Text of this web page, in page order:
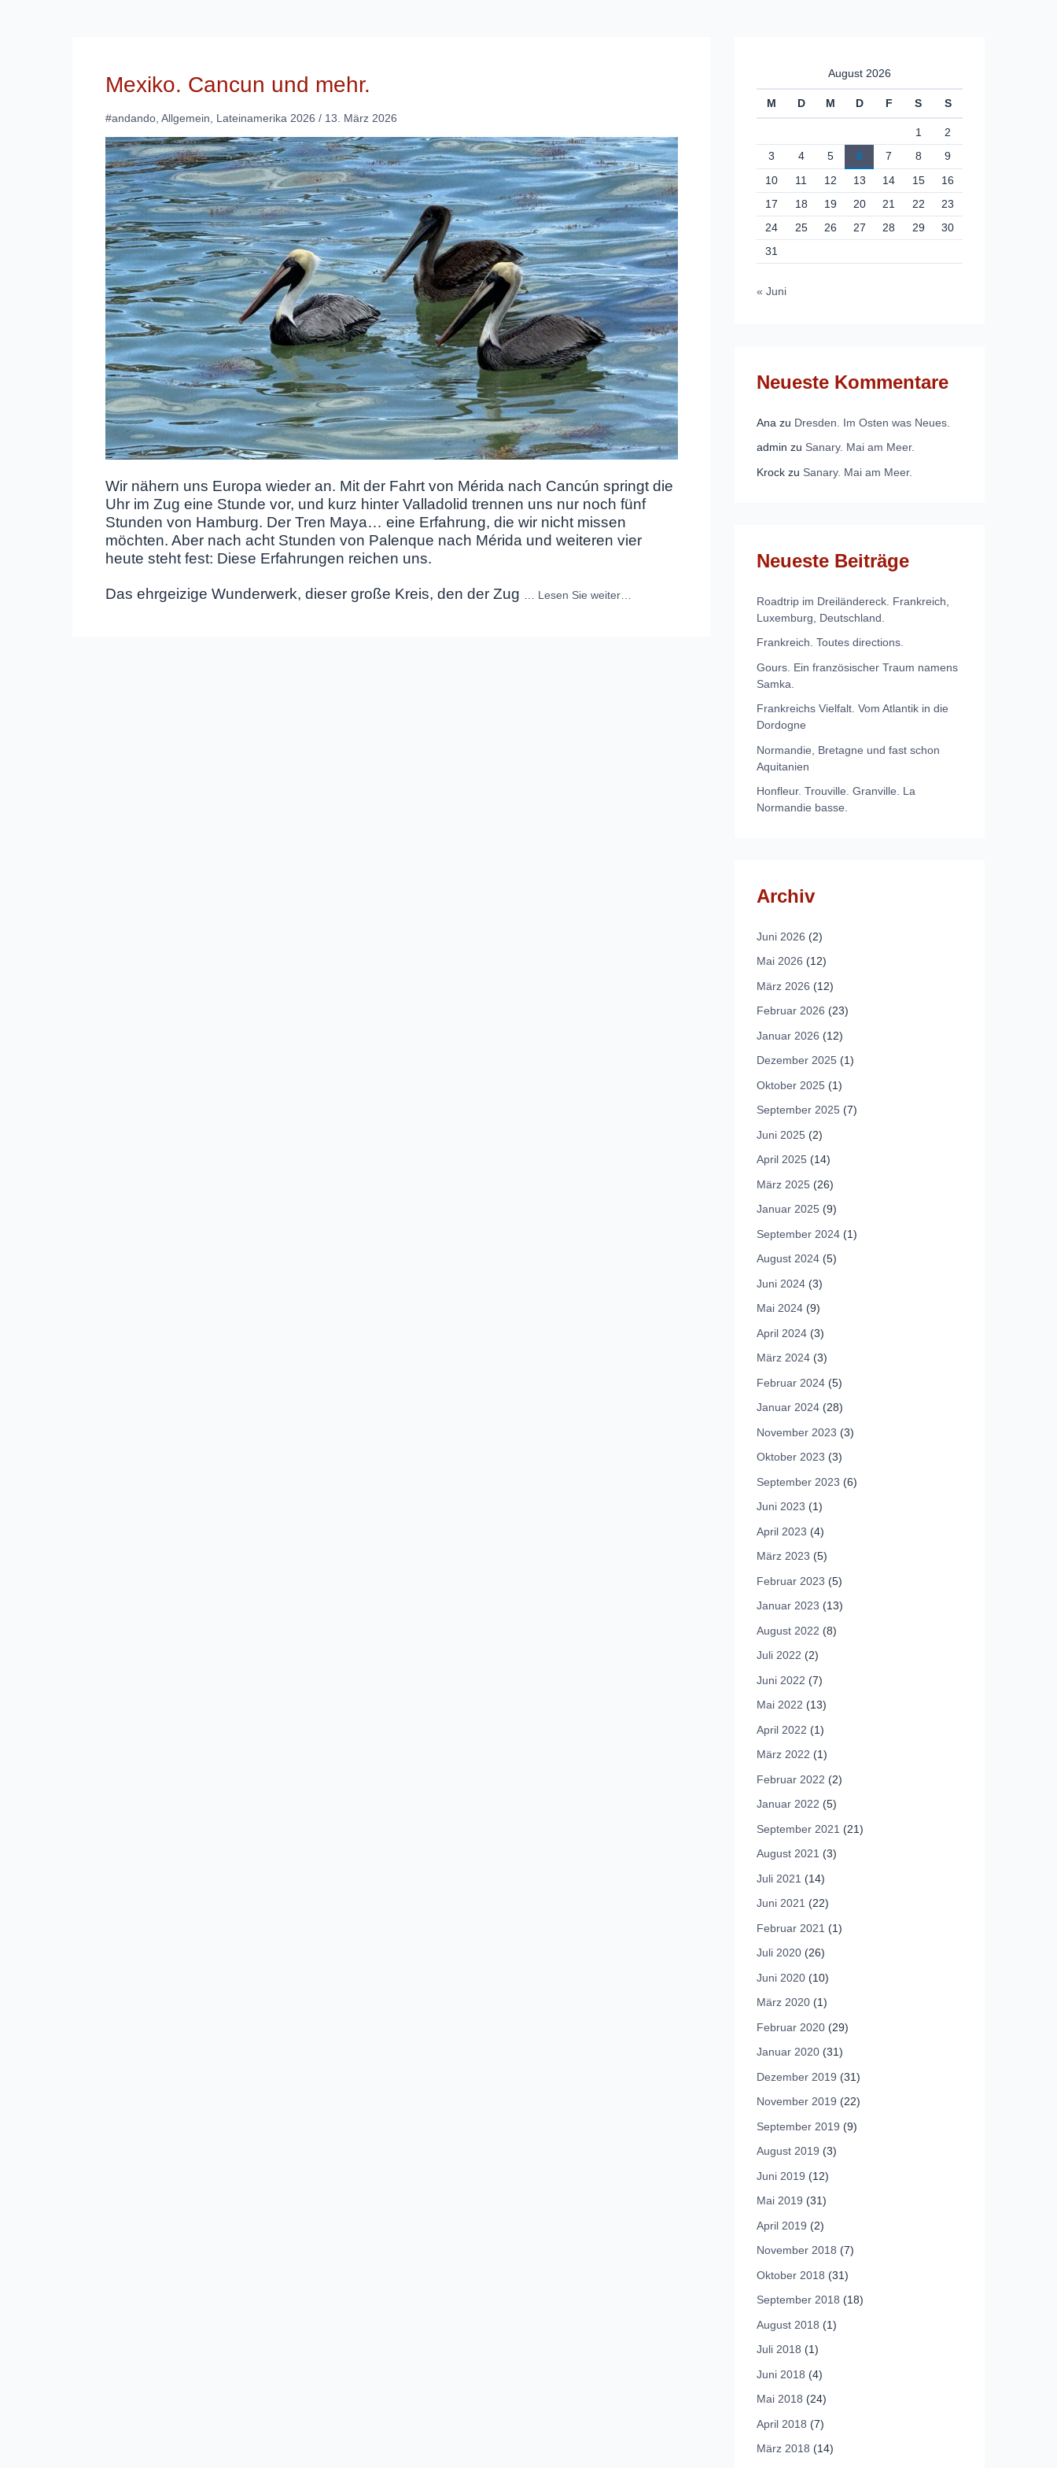
Mexiko. Cancun und mehr.
#andando Allgemein Lateinamerika 2026 / 13. März 2026
Wir nähern uns Europa wieder an. Mit der Fahrt von Mérida nach Cancún springt die
Uhr im Zug eine Stunde vor, und kurz hinter Valladolid trennen uns nur noch fünf
Stunden von Hamburg. Der Tren Maya… eine Erfahrung, die wir nicht missen
möchten. Aber nach acht Stunden von Palenque nach Mérida und weiteren vier
heute steht fest: Diese Erfahrungen reichen uns.
Das ehrgeizige Wunderwerk, dieser große Kreis, den der Zug Lesen Sie weiter…
August 2026
M D M D F S S
1
2
3
4 5 6 7 8
9
10
11 12 13 14 15
16
17
18 19 20 21 22
23
24
25 26 27 28 29
30
31
« Juni
Neueste Kommentare
Ana zu Dresden. Im Osten was Neues.
admin zu Sanary. Mai am Meer.
Krock zu Sanary. Mai am Meer.
Neueste Beiträge
Roadtrip im Dreiländereck. Frankreich,
Luxemburg, Deutschland.
Frankreich. Toutes directions.
Gours. Ein französischer Traum namens
Samka.
Frankreichs Vielfalt. Vom Atlantik in die
Dordogne
Normandie, Bretagne und fast schon
Aquitanien
Honfleur. Trouville. Granville. La
Normandie basse.
Archiv
Juni 2026 (2)
Mai 2026 (12)
März 2026 (12)
Februar 2026 (23)
Januar 2026 (12)
Dezember 2025 (1)
Oktober 2025 (1)
September 2025 (7)
Juni 2025 (2)
April 2025 (14)
März 2025 (26)
Januar 2025 (9)
September 2024 (1)
August 2024 (5)
Juni 2024 (3)
Mai 2024 (9)
April 2024 (3)
März 2024 (3)
Februar 2024 (5)
Januar 2024 (28)
November 2023 (3)
Oktober 2023 (3)
September 2023 (6)
Juni 2023 (1)
April 2023 (4)
März 2023 (5)
Februar 2023 (5)
Januar 2023 (13)
August 2022 (8)
Juli 2022 (2)
Juni 2022 (7)
Mai 2022 (13)
April 2022 (1)
März 2022 (1)
Februar 2022 (2)
Januar 2022 (5)
September 2021 (21)
August 2021 (3)
Juli 2021 (14)
Juni 2021 (22)
Februar 2021 (1)
Juli 2020 (26)
Juni 2020 (10)
März 2020 (1)
Februar 2020 (29)
Januar 2020 (31)
Dezember 2019 (31)
November 2019 (22)
September 2019 (9)
August 2019 (3)
Juni 2019 (12)
Mai 2019 (31)
April 2019 (2)
November 2018 (7)
Oktober 2018 (31)
September 2018 (18)
August 2018 (1)
Juli 2018 (1)
Juni 2018 (4)
Mai 2018 (24)
April 2018 (7)
März 2018 (14)